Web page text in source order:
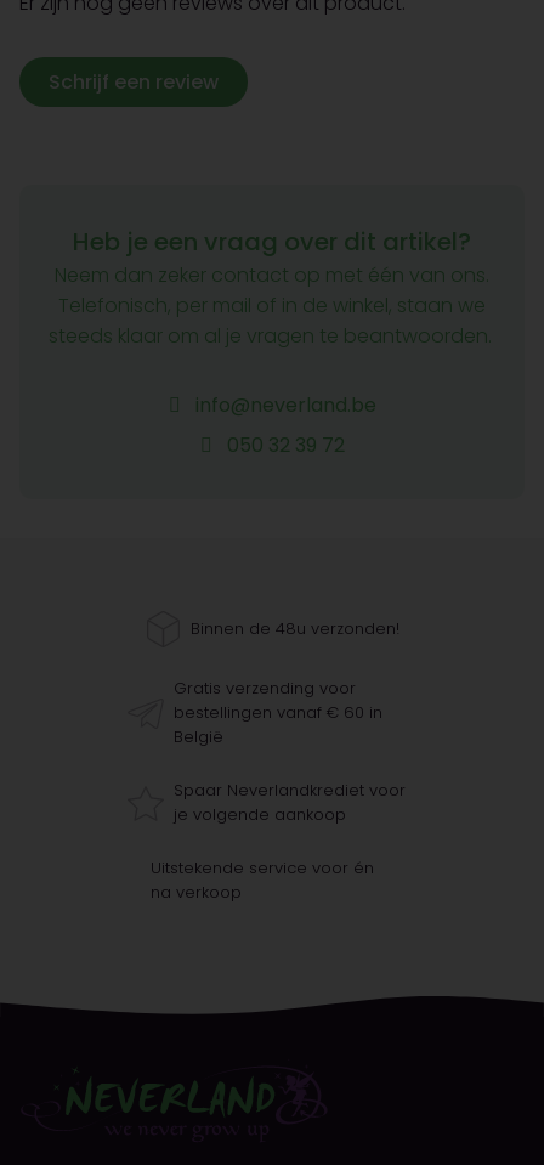
Schrijf een review
Heb je een vraag over dit artikel?
Neem dan zeker contact op met één van ons.
Telefonisch, per mail of in de winkel, staan we
steeds klaar om al je vragen te beantwoorden.
info@neverland.be
050 32 39 72
Binnen de 48u verzonden!
Gratis verzending voor
bestellingen vanaf € 60 in
België
Spaar Neverlandkrediet voor
je volgende aankoop
Uitstekende service voor én
na verkoop